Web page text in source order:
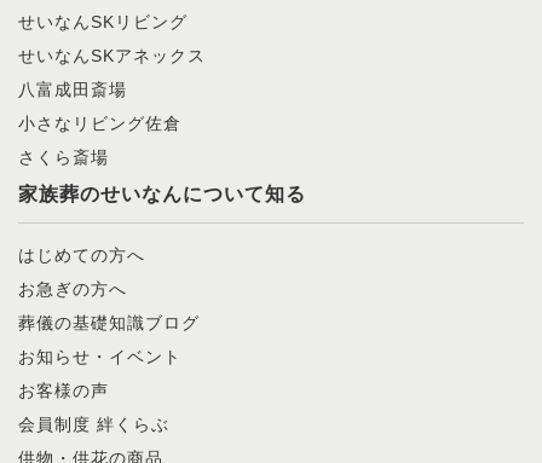
せいなんSKリビング
せいなんSKアネックス
八富成田斎場
小さなリビング佐倉
さくら斎場
家族葬のせいなんについて知る
はじめての方へ
お急ぎの方へ
葬儀の基礎知識ブログ
お知らせ・イベント
お客様の声
会員制度 絆くらぶ
供物・供花の商品